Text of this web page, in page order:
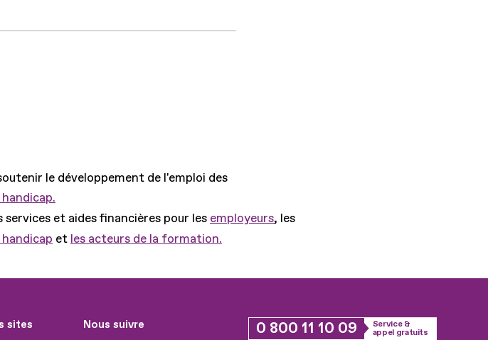
le développement de l'emploi des
services et aides financières pour les employeurs, les
et les acteurs de la formation.
sites Nous suivre 0 800 11 10 09
Service &
appel gratuits